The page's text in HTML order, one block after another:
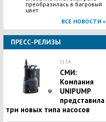
преобразилась в багровый
цвет
ВСЕ НОВОСТИ »
ПРЕСС-РЕЛИЗЫ
11:54
СМИ:
Компания
UNIPUMP
представила
три новых типа насосов